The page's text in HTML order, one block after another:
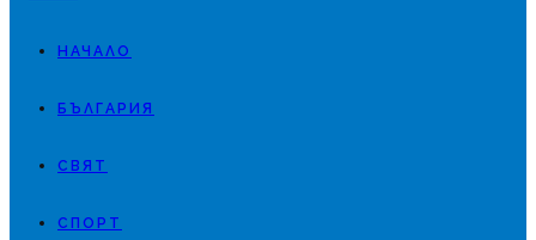
НАЧАЛО
БЪЛГАРИЯ
СВЯТ
СПОРТ